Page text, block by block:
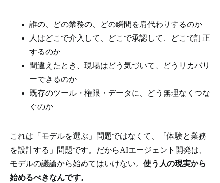
誰の、どの業務の、どの瞬間を肩代わりするのか
人はどこで介入して、どこで承認して、どこで訂正
するのか
間違えたとき、現場はどう気づいて、どうリカバリ
ーできるのか
既存のツール・権限・データに、どう無理なくつな
ぐのか
これは「モデルを選ぶ」問題ではなくて、「体験と業務
を設計する」問題です。だからAIエージェント開発は、
モデルの議論から始めてはいけない。 使う人の現実から
始めるべきなんです。